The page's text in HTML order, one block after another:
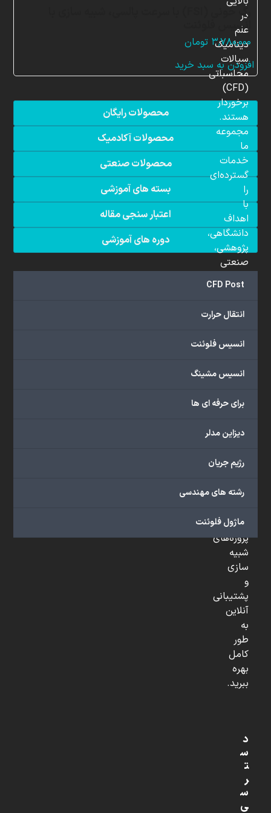
انسیس فلوئنت
۳,۷۸۰,۰۰۰ تومان
افزودن به سبد خرید
محصولات رایگان
محصولات آکادمیک
محصولات صنعتی
بسته های آموزشی
اعتبار سنجی مقاله
دوره های آموزشی
CFD Post
انتقال حرارت
انسیس فلوئنت
انسیس مشینگ
برای حرفه ای ها
دیزاین مدلر
رژیم جریان
رشته های مهندسی
ماژول فلوئنت
در
علم
دینامیک
سیالات
محاسباتی
(CFD)
برخوردار
هستند.
مجموعه
ما
خدمات
گسترده‌ای
را
با
اهداف
دانشگاهی،
پژوهشی،
صنعتی
...
می‌دهد.
می‌توانید
خدمات
گروه
شامل
آموزشی،
آموزشی،
تخصصی،
پروژه‌های
شبیه
سازی
و
پشتیبانی
آنلاین
به
طور
کامل
بهره
ببرید.
د
س
ت
ر
س
ی